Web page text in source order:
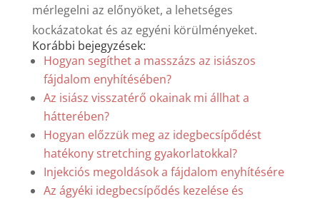
mérlegelni az előnyöket, a lehetséges
kockázatokat és az egyéni körülményeket.
Korábbi bejegyzések:
Hogyan segíthet a masszázs az isiászos
fájdalom enyhítésében?
Az isiász visszatérő okainak mi állhat a
hátterében?
Hogyan előzzük meg az idegbecsípődést
hatékony stretching gyakorlatokkal?
Injekciós megoldások a fájdalom enyhítésére
Az ágyéki idegbecsípődés kezelése és